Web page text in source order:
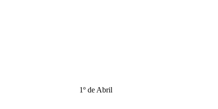
1º de Abril